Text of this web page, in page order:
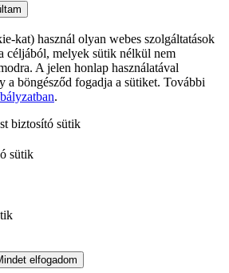
kat) használ olyan webes szolgáltatások
céljából, melyek sütik nélkül nem
A jelen honlap használatával
a böngésződ fogadja a sütiket. További
.
biztosító sütik
sütik
elfogadom